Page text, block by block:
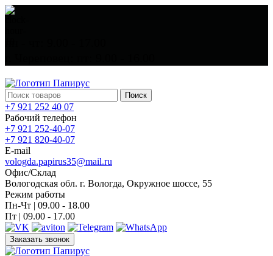
Поиск
+7 921 252 40 07
Рабочий телефон
+7 921 252-40-07
+7 921 820-40-07
E-mail
vologda.papirus35@mail.ru
Офис/Склад
Вологодская обл. г. Вологда, Окружное шоссе, 55
Режим работы
Пн-Чт | 09.00 - 18.00
Пт | 09.00 - 17.00
Заказать звонок